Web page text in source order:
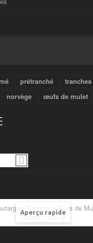
prétranché
norvège œufs de mulet
Aperçu rapide